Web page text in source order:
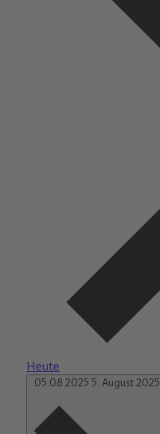
Heute
05.08.2025 5. August 2025